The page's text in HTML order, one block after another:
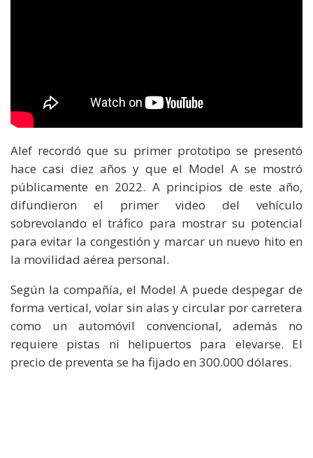
Alef recordó que su primer prototipo se presentó
hace casi diez años y que el Model A se mostró
públicamente en 2022. A principios de este año,
difundieron el primer video del vehículo
sobrevolando el tráfico para mostrar su potencial
para evitar la congestión y marcar un nuevo hito en
la movilidad aérea personal.
Según la compañía, el Model A puede despegar de
forma vertical, volar sin alas y circular por carretera
como un automóvil convencional, además no
requiere pistas ni helipuertos para elevarse. El
precio de preventa se ha fijado en 300.000 dólares.